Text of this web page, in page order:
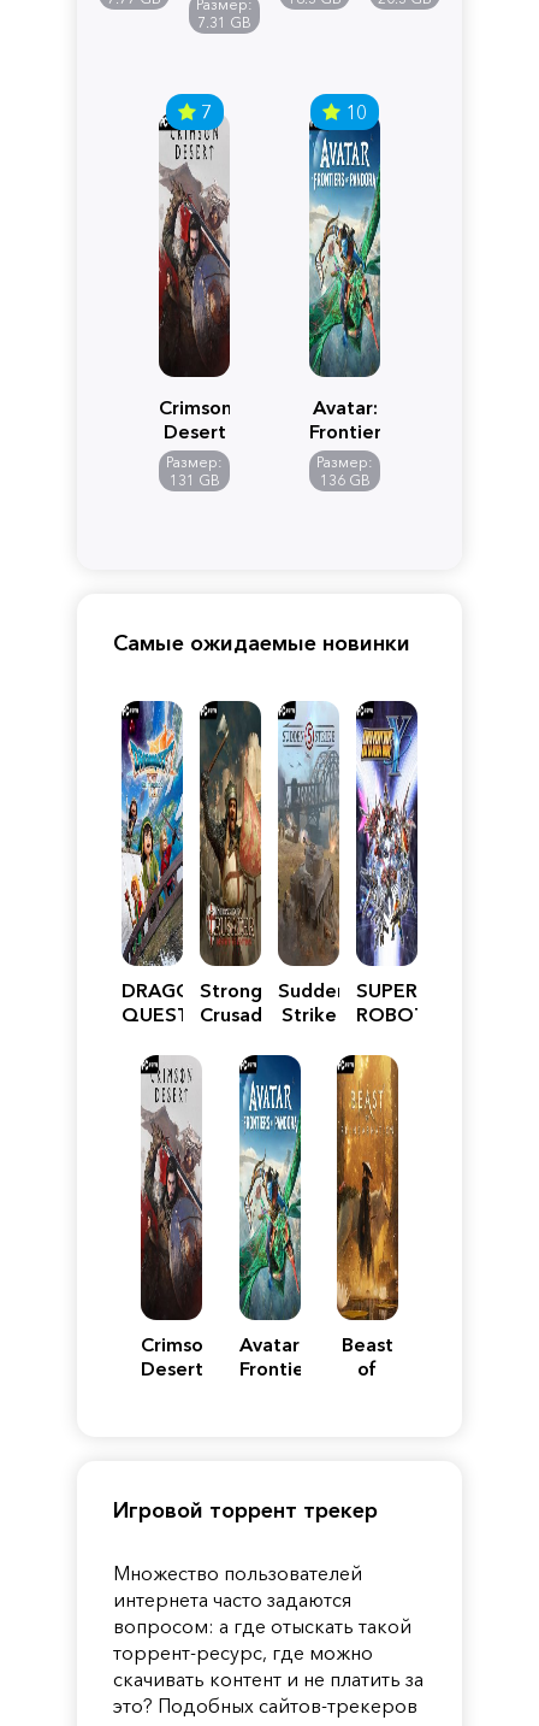
Edition
Размер:
7.31 GB
7
Crimson
Desert
Размер:
131 GB
10
Avatar:
Frontiers
of
Pandora
Размер:
136 GB
Самые ожидаемые новинки
DRAGON
QUEST
Reimagined
Stronghold
Crusader:
Edition
Sudden
Strike
SUPER
ROBOT
Y
Crimson
Desert
Avatar:
Frontiers
Beast
of
Игровой торрент трекер
Множество пользователей
интернета часто задаются
вопросом: а где отыскать такой
торрент-ресурс, где можно
скачивать контент и не платить за
это? Подобных сайтов-трекеров